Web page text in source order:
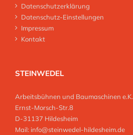
Datenschutzerklärung
Datenschutz-Einstellungen
Impressum
Kontakt
STEINWEDEL
Arbeitsbühnen und Baumaschinen e.K.
Ernst-Morsch-Str.8
D-31137 Hildesheim
Mail: info@steinwedel-hildesheim.de